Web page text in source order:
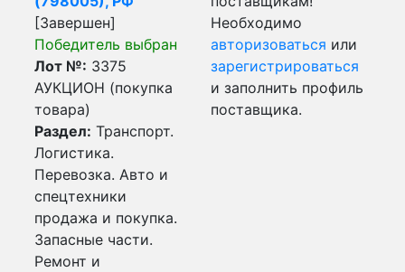
[Завершен]
Победитель выбран
Лот №: 3375
АУКЦИОН (покупка
товара)
Раздел: Транспорт.
Логистика.
Перевозка. Авто и
спецтехники
продажа и покупка.
Запасные части.
Ремонт и
Необходимо
авторизоваться или
зарегистрироваться
и заполнить профиль
поставщика.